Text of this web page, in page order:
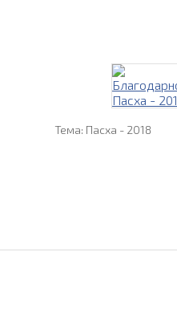
Тема: Пасха - 2018